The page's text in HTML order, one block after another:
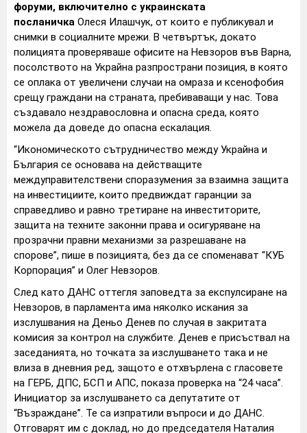
форуми, включително с украинската
посланичка Олеся Илашчук, от които е публикувал и
снимки в социалните мрежи. В четвъртък, докато
полицията проверяваше офисите на Невзоров във Варна,
посолството на Украйна разпространи позиция, в която
се оплака от увеличени случаи на омраза и ксенофобия
срещу граждани на страната, пребиваващи у нас. Това
създавало нездравословна и опасна среда, която
можела да доведе до опасна ескалация.
“Икономическото сътрудничество между Украйна и
България се основава на действащите
междуправителствени споразумения за взаимна защита
на инвестициите, които предвиждат гаранции за
справедливо и равно третиране на инвеститорите,
защита на техните законни права и осигуряване на
прозрачни правни механизми за разрешаване на
спорове”, пише в позицията, без да се споменават “КУБ
Корпорация” и Олег Невзоров.
След като ДАНС оттегля заповедта за експулсиране на
Невзоров, в парламента има няколко искания за
изслушвания на Деньо Денев по случая в закритата
комисия за контрол на службите. Денев е присъствал на
заседанията, но точката за изслушването така и не
влиза в дневния ред, защото е отхвърлена с гласовете
на ГЕРБ, ДПС, БСП и АПС, показа проверка на “24 часа”.
Инициатор за изслушването са депутатите от
“Възраждане”. Те са изпратили въпроси и до ДАНС.
Отговарят им с доклад, но до председателя Наталия